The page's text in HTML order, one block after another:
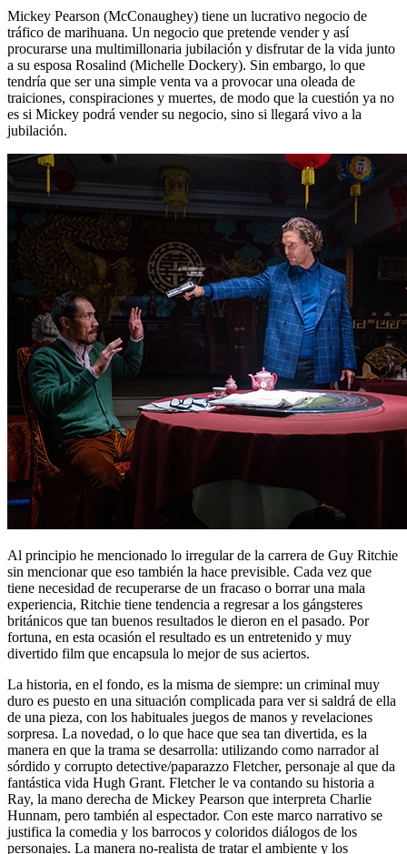
Mickey Pearson (McConaughey) tiene un lucrativo negocio de
tráfico de marihuana. Un negocio que pretende vender y así
procurarse una multimillonaria jubilación y disfrutar de la vida junto
a su esposa Rosalind (Michelle Dockery). Sin embargo, lo que
tendría que ser una simple venta va a provocar una oleada de
traiciones, conspiraciones y muertes, de modo que la cuestión ya no
es si Mickey podrá vender su negocio, sino si llegará vivo a la
jubilación.
Al principio he mencionado lo irregular de la carrera de Guy Ritchie
sin mencionar que eso también la hace previsible. Cada vez que
tiene necesidad de recuperarse de un fracaso o borrar una mala
experiencia, Ritchie tiene tendencia a regresar a los gángsteres
británicos que tan buenos resultados le dieron en el pasado. Por
fortuna, en esta ocasión el resultado es un entretenido y muy
divertido film que encapsula lo mejor de sus aciertos.
La historia, en el fondo, es la misma de siempre: un criminal muy
duro es puesto en una situación complicada para ver si saldrá de ella
de una pieza, con los habituales juegos de manos y revelaciones
sorpresa. La novedad, o lo que hace que sea tan divertida, es la
manera en que la trama se desarrolla: utilizando como narrador al
sórdido y corrupto detective/paparazzo Fletcher, personaje al que da
fantástica vida Hugh Grant. Fletcher le va contando su historia a
Ray, la mano derecha de Mickey Pearson que interpreta Charlie
Hunnam, pero también al espectador. Con este marco narrativo se
justifica la comedia y los barrocos y coloridos diálogos de los
personajes. La manera no-realista de tratar el ambiente y los